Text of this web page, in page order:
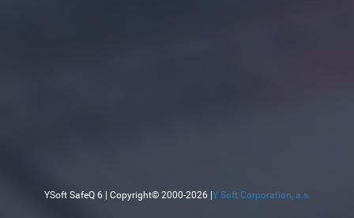
YSoft SafeQ 6 | Copyright© 2000-2026 | Y Soft Corporation, a.s.